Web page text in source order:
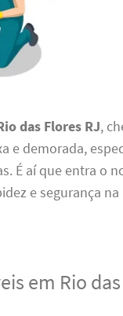
das Flores RJ,
e demorada,
É aí que entra o
e segurança
em Rio